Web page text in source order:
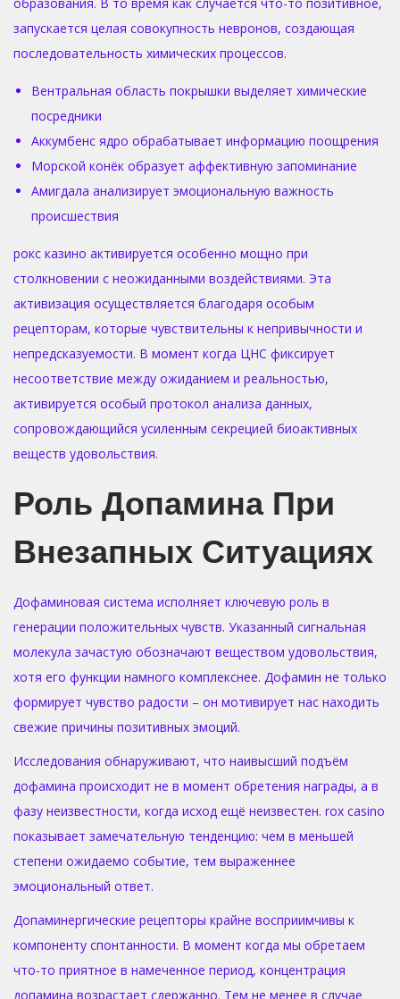
запускается целая совокупность невронов, создающая
последовательность химических процессов.
Вентральная область покрышки выделяет химические
посредники
Аккумбенс ядро обрабатывает информацию поощрения
Морской конёк образует аффективную запоминание
Амигдала анализирует эмоциональную важность
происшествия
рокс казино активируется особенно мощно при
столкновении с неожиданными воздействиями. Эта
активизация осуществляется благодаря особым
рецепторам, которые чувствительны к непривычности и
непредсказуемости. В момент когда ЦНС фиксирует
несоответствие между ожиданием и реальностью,
активируется особый протокол анализа данных,
сопровождающийся усиленным секрецией биоактивных
веществ удовольствия.
Роль Допамина При
Внезапных Ситуациях
Дофаминовая система исполняет ключевую роль в
генерации положительных чувств. Указанный сигнальная
молекула зачастую обозначают веществом удовольствия,
хотя его функции намного комплекснее. Дофамин не только
формирует чувство радости – он мотивирует нас находить
свежие причины позитивных эмоций.
Исследования обнаруживают, что наивысший подъём
дофамина происходит не в момент обретения награды, а в
фазу неизвестности, когда исход ещё неизвестен. rox casino
показывает замечательную тенденцию: чем в меньшей
степени ожидаемо событие, тем выраженнее
эмоциональный ответ.
Допаминергические рецепторы крайне восприимчивы к
компоненту спонтанности. В момент когда мы обретаем
что-то приятное в намеченное период, концентрация
допамина возрастает сдержанно. Тем не менее в случае